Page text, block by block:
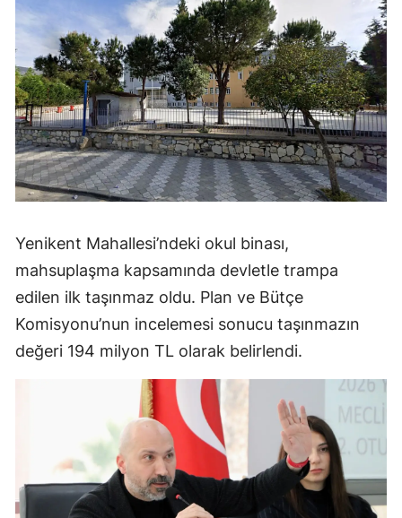
Yenikent Mahallesi’ndeki okul binası,
mahsuplaşma kapsamında devletle trampa
edilen ilk taşınmaz oldu. Plan ve Bütçe
Komisyonu’nun incelemesi sonucu taşınmazın
değeri 194 milyon TL olarak belirlendi.